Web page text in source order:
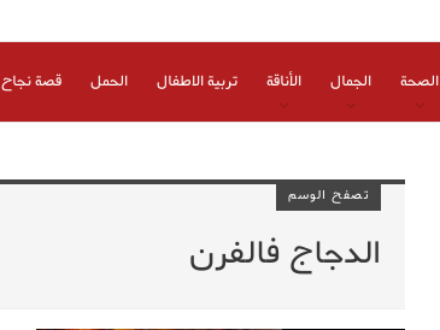
الصحة الجمال الأناقة تربية الاطفال الحمل قصة نجاح
تصفح الوسم
الدجاج فالفرن